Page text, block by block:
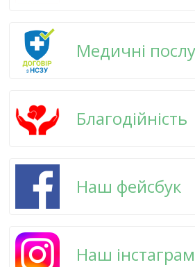
Медичні
Благодійність
Наш фейсбук
Наш інстаграм